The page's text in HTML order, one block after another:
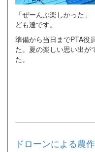
「ぜーんぶ楽しかった
ども達です。
準備から当日までPTA役
た。夏の楽しい思い出が
た。
ドローンによる農